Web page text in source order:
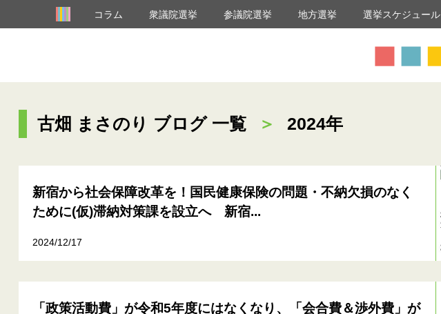
コラム 衆議院選挙 参議院選挙 地方選挙 選挙スケジュール
古畑 まさのり ブログ 一覧 ＞ 2024年
新宿から社会保障改革を！国民健康保険の問題・不納欠損のなく
ために(仮)滞納対策課を設立へ 新宿...
2024/12/17
「政策活動費」が令和5年度にはなくなり、「会合費＆渉外費」が